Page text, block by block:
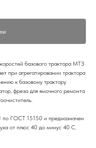
базового трактора МТЗ
при агрегатировании трактора
к базовому трактору
фреза для ямочного ремонта
по ГОСТ 15150 и предназначен
от плюс 40 до минус 40 С.